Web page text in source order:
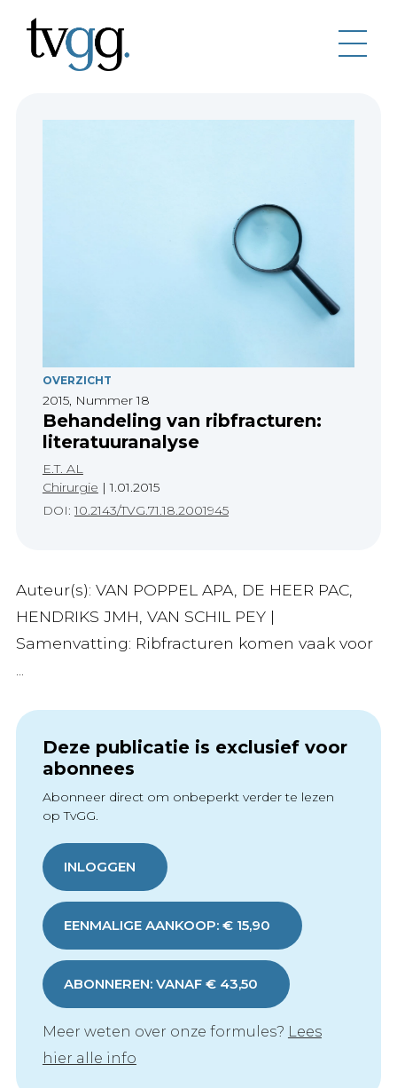
OVERZICHT
2015, Nummer 18
Behandeling van ribfracturen:
literatuuranalyse
E.T. AL
Chirurgie |1.01.2015
DOI:10.2143/TVG.71.18.2001945
Auteur(s): VAN POPPEL APA, DE HEER PAC,
HENDRIKS JMH, VAN SCHIL PEY |
Samenvatting: Ribfracturen komen vaak voor
Deze publicatie is exclusief voor
abonnees
Abonneer direct om onbeperkt verder te lezen
op TvGG.
INLOGGEN
EENMALIGE AANKOOP: € 15,90
ABONNEREN: VANAF € 43,50
Meer weten over onze formules? Lees
hier alle info